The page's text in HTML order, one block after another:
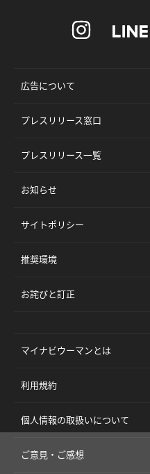
広告について
プレスリリース窓口
プレスリリース一覧
お知らせ
サイトポリシー
推奨環境
お詫びと訂正
マイナビウーマンとは
利用規約
個人情報の取扱いについて
ご意見・ご感想